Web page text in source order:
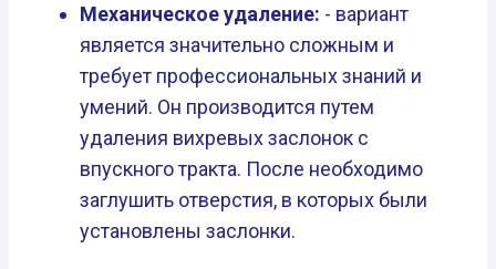
Механическое удаление: - вариант
является значительно сложным и
требует профессиональных знаний и
умений. Он производится путем
удаления вихревых заслонок с
впускного тракта. После необходимо
заглушить отверстия, в которых были
установлены заслонки.